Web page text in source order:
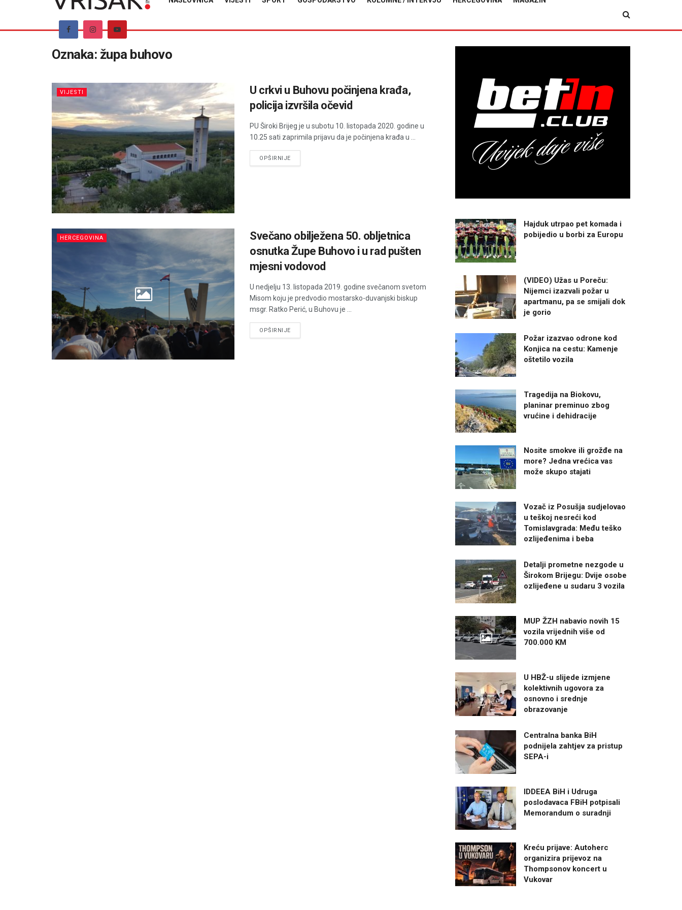
Oznaka: župa buhovo
VIJESTI
U crkvi u Buhovu počinjena krađa,
policija izvršila očevid
PU Široki Brijeg je u subotu 10. listopada 2020. godine u
10.25 sati zaprimila prijavu da je počinjena krađa u ...
OPŠIRNIJEDETAILS
HERCEGOVINA
Svečano obilježena 50. obljetnica
osnutka Župe Buhovo i u rad pušten
mjesni vodovod
U nedjelju 13. listopada 2019. godine svečanom svetom
Misom koju je predvodio mostarsko-duvanjski biskup
msgr. Ratko Perić, u Buhovu je ...
OPŠIRNIJEDETAILS
Hajduk utrpao pet komada i
pobijedio u borbi za Europu
(VIDEO) Užas u Poreču:
Nijemci izazvali požar u
apartmanu, pa se smijali dok
je gorio
Požar izazvao odrone kod
Konjica na cestu: Kamenje
oštetilo vozila
Tragedija na Biokovu,
planinar preminuo zbog
vrućine i dehidracije
Nosite smokve ili grožđe na
more? Jedna vrećica vas
može skupo stajati
Vozač iz Posušja sudjelovao
u teškoj nesreći kod
Tomislavgrada: Među teško
ozlijeđenima i beba
Detalji prometne nezgode u
Širokom Brijegu: Dvije osobe
ozlijeđene u sudaru 3 vozila
MUP ŽZH nabavio novih 15
vozila vrijednih više od
700.000 KM
U HBŽ-u slijede izmjene
kolektivnih ugovora za
osnovno i srednje
obrazovanje
Centralna banka BiH
podnijela zahtjev za pristup
SEPA-i
IDDEEA BiH i Udruga
poslodavaca FBiH potpisali
Memorandum o suradnji
Kreću prijave: Autoherc
organizira prijevoz na
Thompsonov koncert u
Vukovar